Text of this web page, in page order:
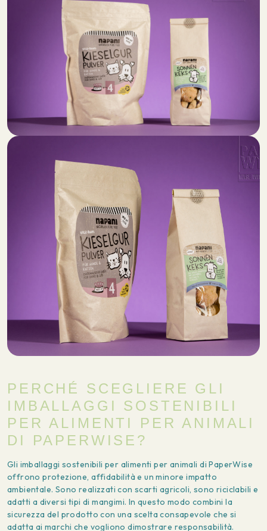
PERCHÉ SCEGLIERE GLI
IMBALLAGGI SOSTENIBILI
PER ALIMENTI PER ANIMALI
DI PAPERWISE?
Gli imballaggi sostenibili per alimenti per animali di PaperWise
offrono protezione, affidabilità e un minore impatto
ambientale. Sono realizzati con scarti agricoli, sono riciclabili e
adatti a diversi tipi di mangimi. In questo modo combini la
sicurezza del prodotto con una scelta consapevole che si
adatta ai marchi che vogliono dimostrare responsabilità.